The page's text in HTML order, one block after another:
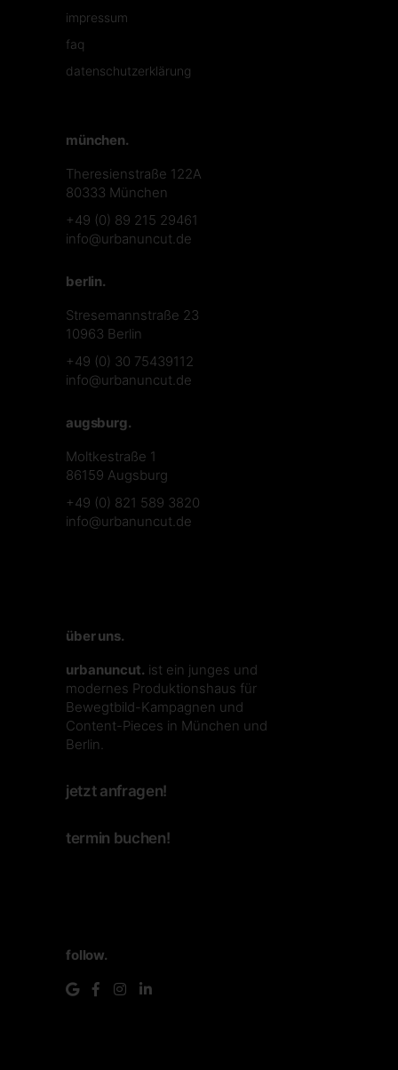
impressum
faq
datenschutzerklärung
münchen.
Theresienstraße 122A
80333 München
+49 (0) 89 215 29461
info@urbanuncut.de
berlin.
Stresemannstraße 23
10963 Berlin
+49 (0) 30 75439112
info@urbanuncut.de
augsburg.
Moltkestraße 1
86159 Augsburg
+49 (0) 821 589 3820
info@urbanuncut.de
über uns.
urbanuncut. ist ein junges und
modernes Produktionshaus für
Bewegtbild-Kampagnen und
Content-Pieces in München und
Berlin.
jetzt anfragen!
termin buchen!
follow.